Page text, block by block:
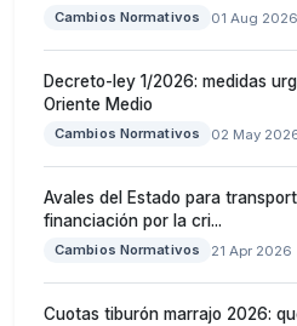
Cambios Normativos 01 Aug 2026
Decreto-ley 1/2026: medidas
Oriente Medio
Cambios Normativos 02 May
Avales del Estado para
financiación por la cri...
Cambios Normativos 21 Apr 2026
Cuotas tiburón marrajo 2026: